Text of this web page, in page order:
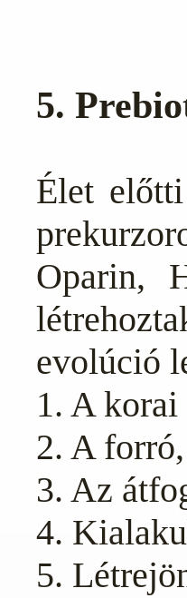
5.
Élet
Oparin,
evolúció
1. A
2. A
3. Az
4.
5.